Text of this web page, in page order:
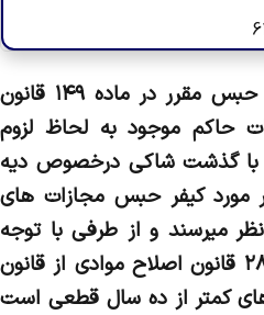
نظربه اینکه کیفرهای دیه و حبس مقرر در ماده ۱۴۹ قانون
حاکم موجود به لحاظ لزوم
گذشت شاکی درخصوص دیه
مورد کیفر حبس مجازات های
می­رسند و از طرفی با توجه
به صراحت مادتین ۱۹۸ و ۲۸۷ قانون اصلاح موادی از قانون
کمتر از ده سال قطعی است